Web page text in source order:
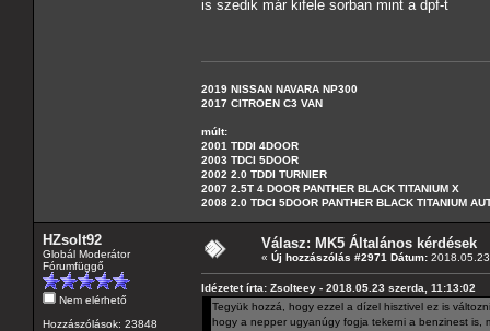
is szedik már kifele sorban mint a dpf-t
2019 NISSAN NAVARA NP300
2017 CITROEN C3 VAN
múlt:
2001 TDDI 4DOOR
2003 TDCI 5DOOR
2002 2.0 TDDI TURNIER
2007 2.5T 4 DOOR PANTHER BLACK TITANIUM X
2008 2.0 TDCI 5DOOR PANTHER BLACK TITANIUM
HZsolt92
Globál Moderátor
Fórumfüggő
Nem elérhető
Hozzászólások: 23848
Válasz: MK5 Általános kérdések
« Új hozzászólás #2971 Dátum:
Idézetet írta: Zsolteey - 2018.05.23 szerda, 11:13:02
Tegyük hozzá, hogy ezzel a dízel hisztivel ez is
hogy a nepper ugyanúgy fogja tekerni a benzinest is,